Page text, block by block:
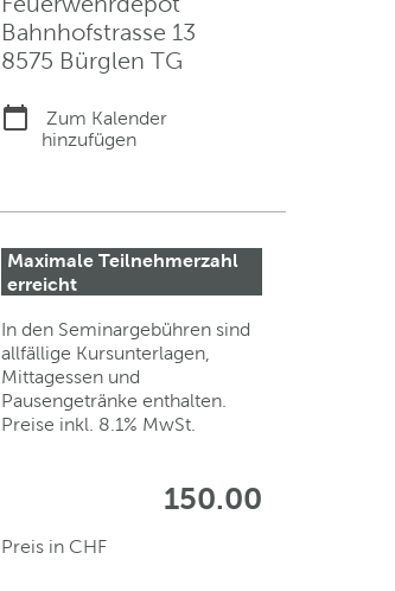
Bahnhofstrasse 13
8575 Bürglen TG
Zum Kalender
hinzufügen
Maximale Teilnehmerzahl
erreicht
In den Seminargebühren sind
allfällige Kursunterlagen,
Mittagessen und
Pausengetränke enthalten.
Preise inkl. 8.1% MwSt.
150.00
Preis in CHF